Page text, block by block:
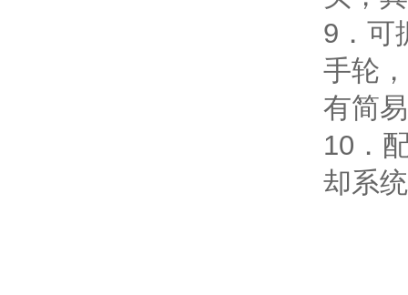
9．可
手轮
有简
10．
却系